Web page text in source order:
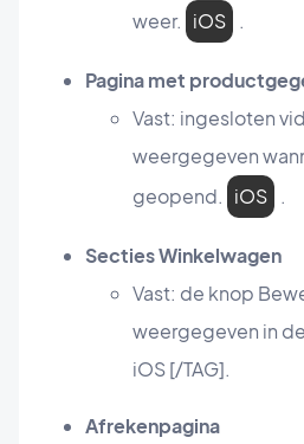
weer. iOS .
Pagina met
Vast: ingesloten
weergegeven
geopend. iOS .
Secties Winkelwagen
Vast: de knop
weergegeven in de
iOS [/TAG].
Afrekenpagina